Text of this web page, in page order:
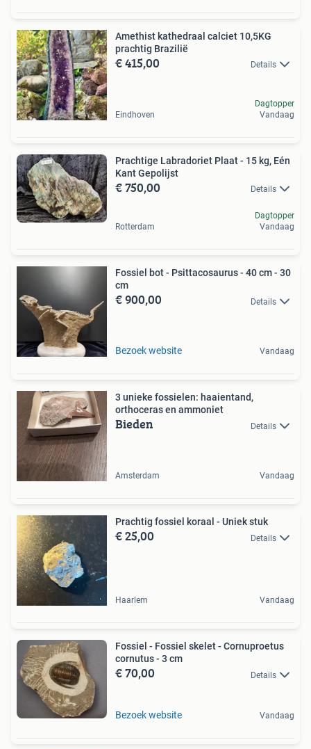
Amethist kathedraal calciet 10,5KG
prachtig Brazilië
€ 415,00 Details
Eindhoven
Dagtopper
Vandaag
Prachtige Labradoriet Plaat - 15 kg, Eén
Kant Gepolijst
€ 750,00 Details
Rotterdam
Dagtopper
Vandaag
Fossiel bot - Psittacosaurus - 40 cm - 30
cm
€ 900,00 Details
Bezoek website Vandaag
3 unieke fossielen: haaientand,
orthoceras en ammoniet
Bieden Details
Amsterdam Vandaag
Prachtig fossiel koraal - Uniek stuk
€ 25,00 Details
Haarlem Vandaag
Fossiel - Fossiel skelet - Cornuproetus
cornutus - 3 cm
€ 70,00 Details
Bezoek website Vandaag